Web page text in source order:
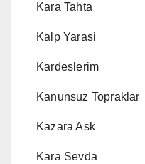
Kara Tahta
Kalp Yarasi
Kardeslerim
Kanunsuz Topraklar
Kazara Ask
Kara Sevda